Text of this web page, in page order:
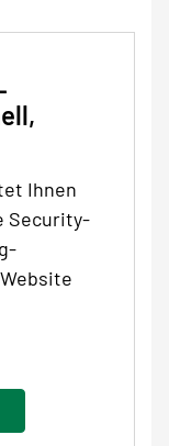
Ihnen
Security-